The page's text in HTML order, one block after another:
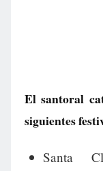
El santoral
siguientes
Santa